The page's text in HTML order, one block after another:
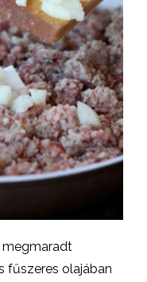
megmaradt
fűszeres olajában